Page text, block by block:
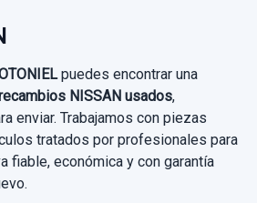
IZQUIERDO
FARO ANTINIEBLA IZQUIERDO usado.
(T30) COMFORT
puedes encontrar una
NISSAN usados,
enviar. Trabajamos con piezas
tratados por profesionales para
fiable, económica y con garantía